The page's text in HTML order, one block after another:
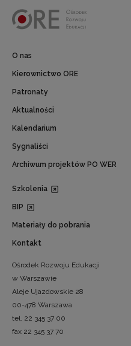
O nas
Kierownictwo ORE
Patronaty
Aktualności
Kalendarium
Sygnaliści
Archiwum projektów PO WER
Szkolenia
BIP
Materiały do pobrania
Kontakt
Ośrodek Rozwoju Edukacji
w Warszawie
Aleje Ujazdowskie 28
00-478 Warszawa
tel. 22 345 37 00
fax 22 345 37 70